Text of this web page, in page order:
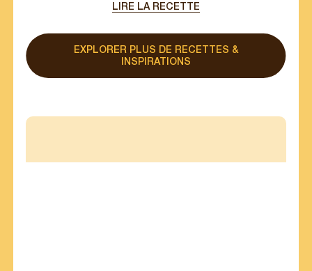
LIRE LA RECETTE
EXPLORER PLUS DE RECETTES &
INSPIRATIONS